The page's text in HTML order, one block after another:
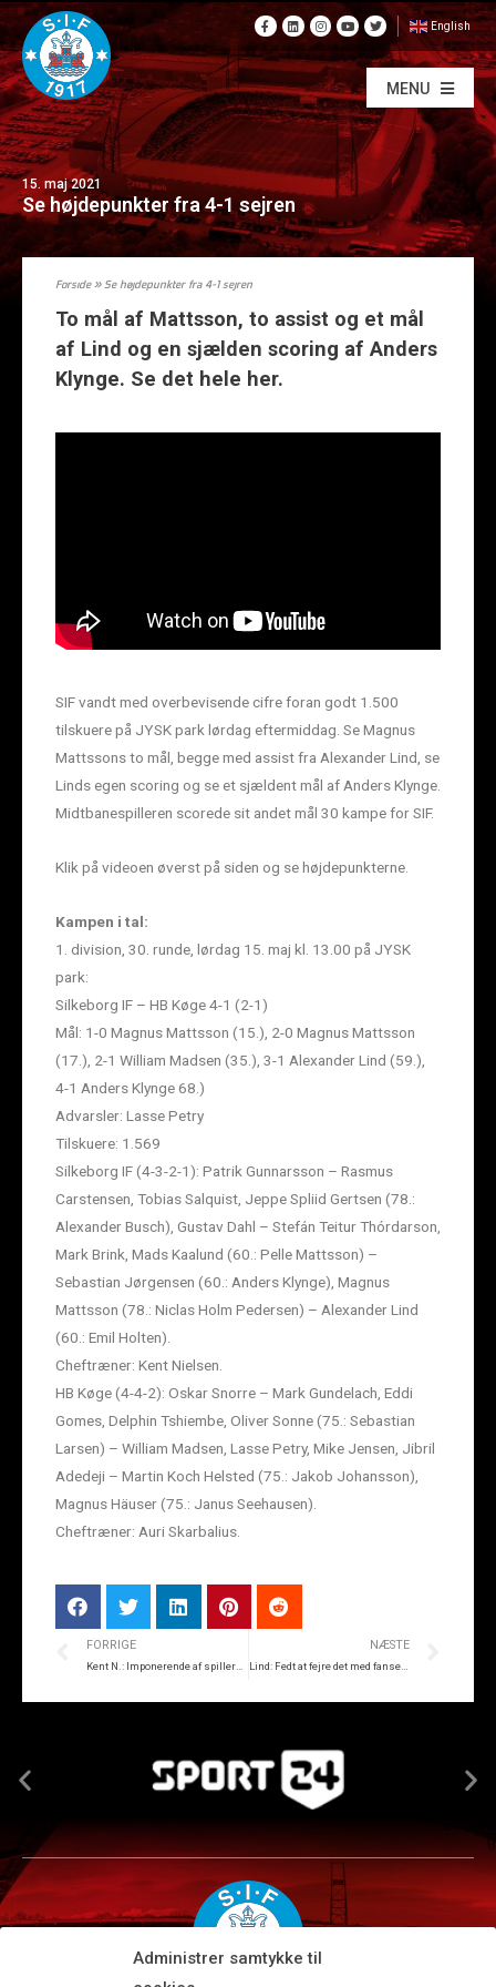
Administrer samtykke til
English
MENU
15. maj 2021
Se højdepunkter fra 4-1 sejren
Forside»Se højdepunkter fra 4-1 sejren
To mål af Mattsson, to assist og et mål
af Lind og en sjælden scoring af Anders
Klynge. Se det hele her.
SIF vandt med overbevisende cifre foran godt 1.500
tilskuere på JYSK park lørdag eftermiddag. Se Magnus
Mattssons to mål, begge med assist fra Alexander Lind, se
Linds egen scoring og se et sjældent mål af Anders Klynge.
Midtbanespilleren scorede sit andet mål 30 kampe for SIF.
Klik på videoen øverst på siden og se højdepunkterne.
Kampen i tal:
1. division, 30. runde, lørdag 15. maj kl. 13.00 på JYSK
park:
Silkeborg IF – HB Køge 4-1 (2-1)
Mål: 1-0 Magnus Mattsson (15.), 2-0 Magnus Mattsson
(17.), 2-1 William Madsen (35.), 3-1 Alexander Lind (59.),
4-1 Anders Klynge 68.)
Advarsler: Lasse Petry
Tilskuere: 1.569
Silkeborg IF (4-3-2-1): Patrik Gunnarsson – Rasmus
Carstensen, Tobias Salquist, Jeppe Spliid Gertsen (78.:
Alexander Busch), Gustav Dahl – Stefán Teitur Thórdarson,
Mark Brink, Mads Kaalund (60.: Pelle Mattsson) –
Sebastian Jørgensen (60.: Anders Klynge), Magnus
Mattsson (78.: Niclas Holm Pedersen) – Alexander Lind
(60.: Emil Holten).
Cheftræner: Kent Nielsen.
HB Køge (4-4-2): Oskar Snorre – Mark Gundelach, Eddi
Gomes, Delphin Tshiembe, Oliver Sonne (75.: Sebastian
Larsen) – William Madsen, Lasse Petry, Mike Jensen, Jibril
Adedeji – Martin Koch Helsted (75.: Jakob Johansson),
Magnus Häuser (75.: Janus Seehausen).
Cheftræner: Auri Skarbalius.
FORRIGE NÆSTE
Lind: Fedt at fejre det med fansene